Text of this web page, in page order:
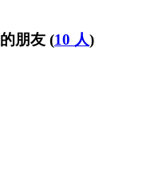
朋友 (10 人)